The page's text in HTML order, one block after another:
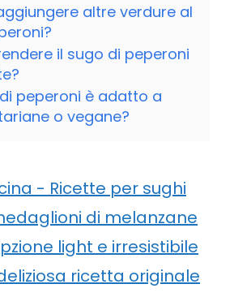
altre verdure al
il sugo di peperoni
peperoni è adatto a
o vegane?
- Ricette per sughi
di melanzane
light e irresistibile
ricetta originale